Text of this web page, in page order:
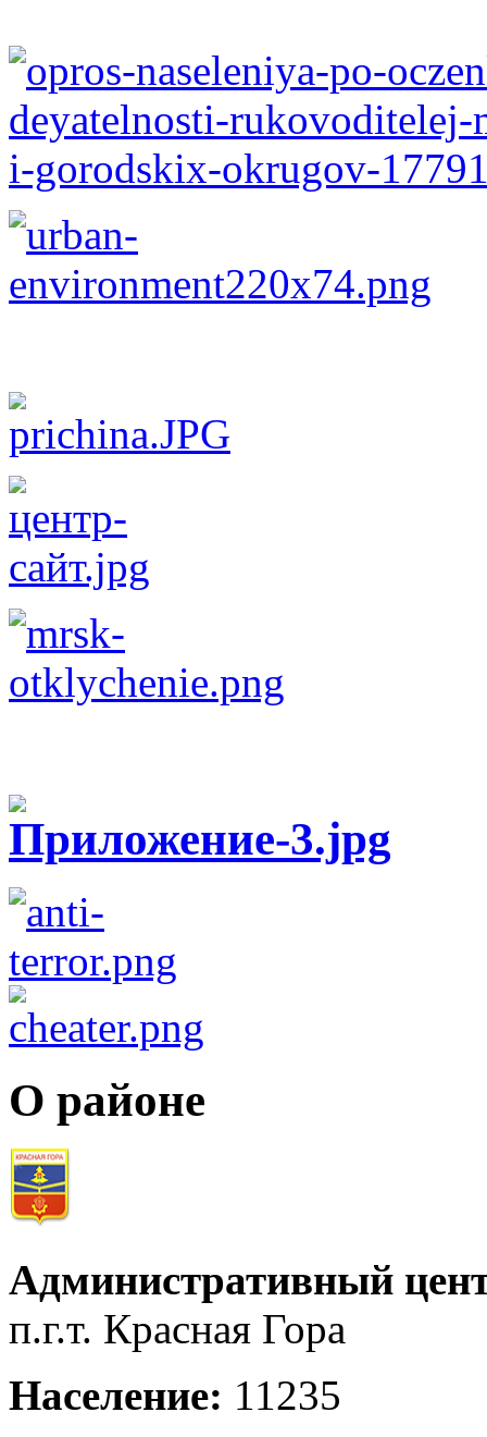
О районе
Административный
п.г.т. Красная Гора
Население: 11235